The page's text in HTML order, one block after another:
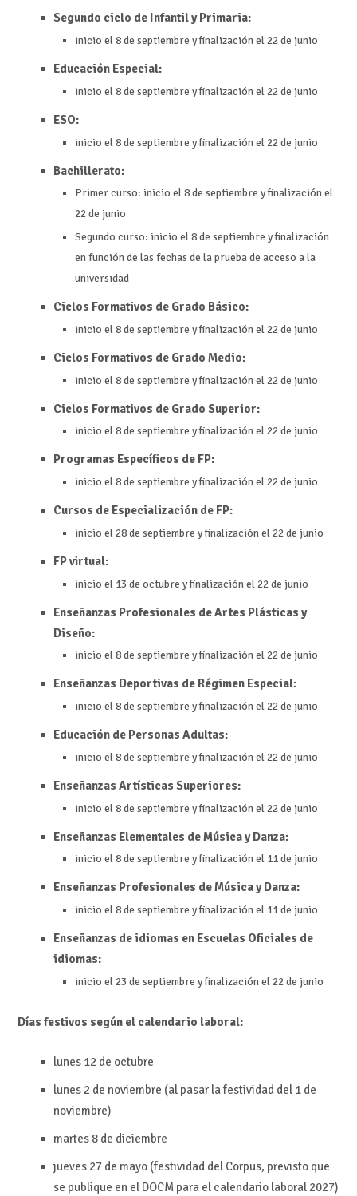
Segundo ciclo de Infantil y Primaria:
inicio el 8 de septiembre y finalización el 22 de junio
Educación Especial:
inicio el 8 de septiembre y finalización el 22 de junio
ESO:
inicio el 8 de septiembre y finalización el 22 de junio
Bachillerato:
Primer curso: inicio el 8 de septiembre y finalización el
22 de junio
Segundo curso: inicio el 8 de septiembre y finalización
en función de las fechas de la prueba de acceso a la
universidad
Ciclos Formativos de Grado Básico:
inicio el 8 de septiembre y finalización el 22 de junio
Ciclos Formativos de Grado Medio:
inicio el 8 de septiembre y finalización el 22 de junio
Ciclos Formativos de Grado Superior:
inicio el 8 de septiembre y finalización el 22 de junio
Programas Específicos de FP:
inicio el 8 de septiembre y finalización el 22 de junio
Cursos de Especialización de FP:
inicio el 28 de septiembre y finalización el 22 de junio
FP virtual:
inicio el 13 de octubre y finalización el 22 de junio
Enseñanzas Profesionales de Artes Plásticas y
Diseño:
inicio el 8 de septiembre y finalización el 22 de junio
Enseñanzas Deportivas de Régimen Especial:
inicio el 8 de septiembre y finalización el 22 de junio
Educación de Personas Adultas:
inicio el 8 de septiembre y finalización el 22 de junio
Enseñanzas Artísticas Superiores:
inicio el 8 de septiembre y finalización el 22 de junio
Enseñanzas Elementales de Música y Danza:
inicio el 8 de septiembre y finalización el 11 de junio
Enseñanzas Profesionales de Música y Danza:
inicio el 8 de septiembre y finalización el 11 de junio
Enseñanzas de idiomas en Escuelas Oficiales de
idiomas:
inicio el 23 de septiembre y finalización el 22 de junio
Días festivos según el calendario laboral:
lunes 12 de octubre
lunes 2 de noviembre (al pasar la festividad del 1 de
noviembre)
martes 8 de diciembre
jueves 27 de mayo (festividad del Corpus, previsto que
se publique en el DOCM para el calendario laboral 2027)